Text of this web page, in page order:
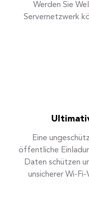
Werden Sie
Servernetzwerk
Eine
öffentliche
Daten schützen
unsicherer Wi-